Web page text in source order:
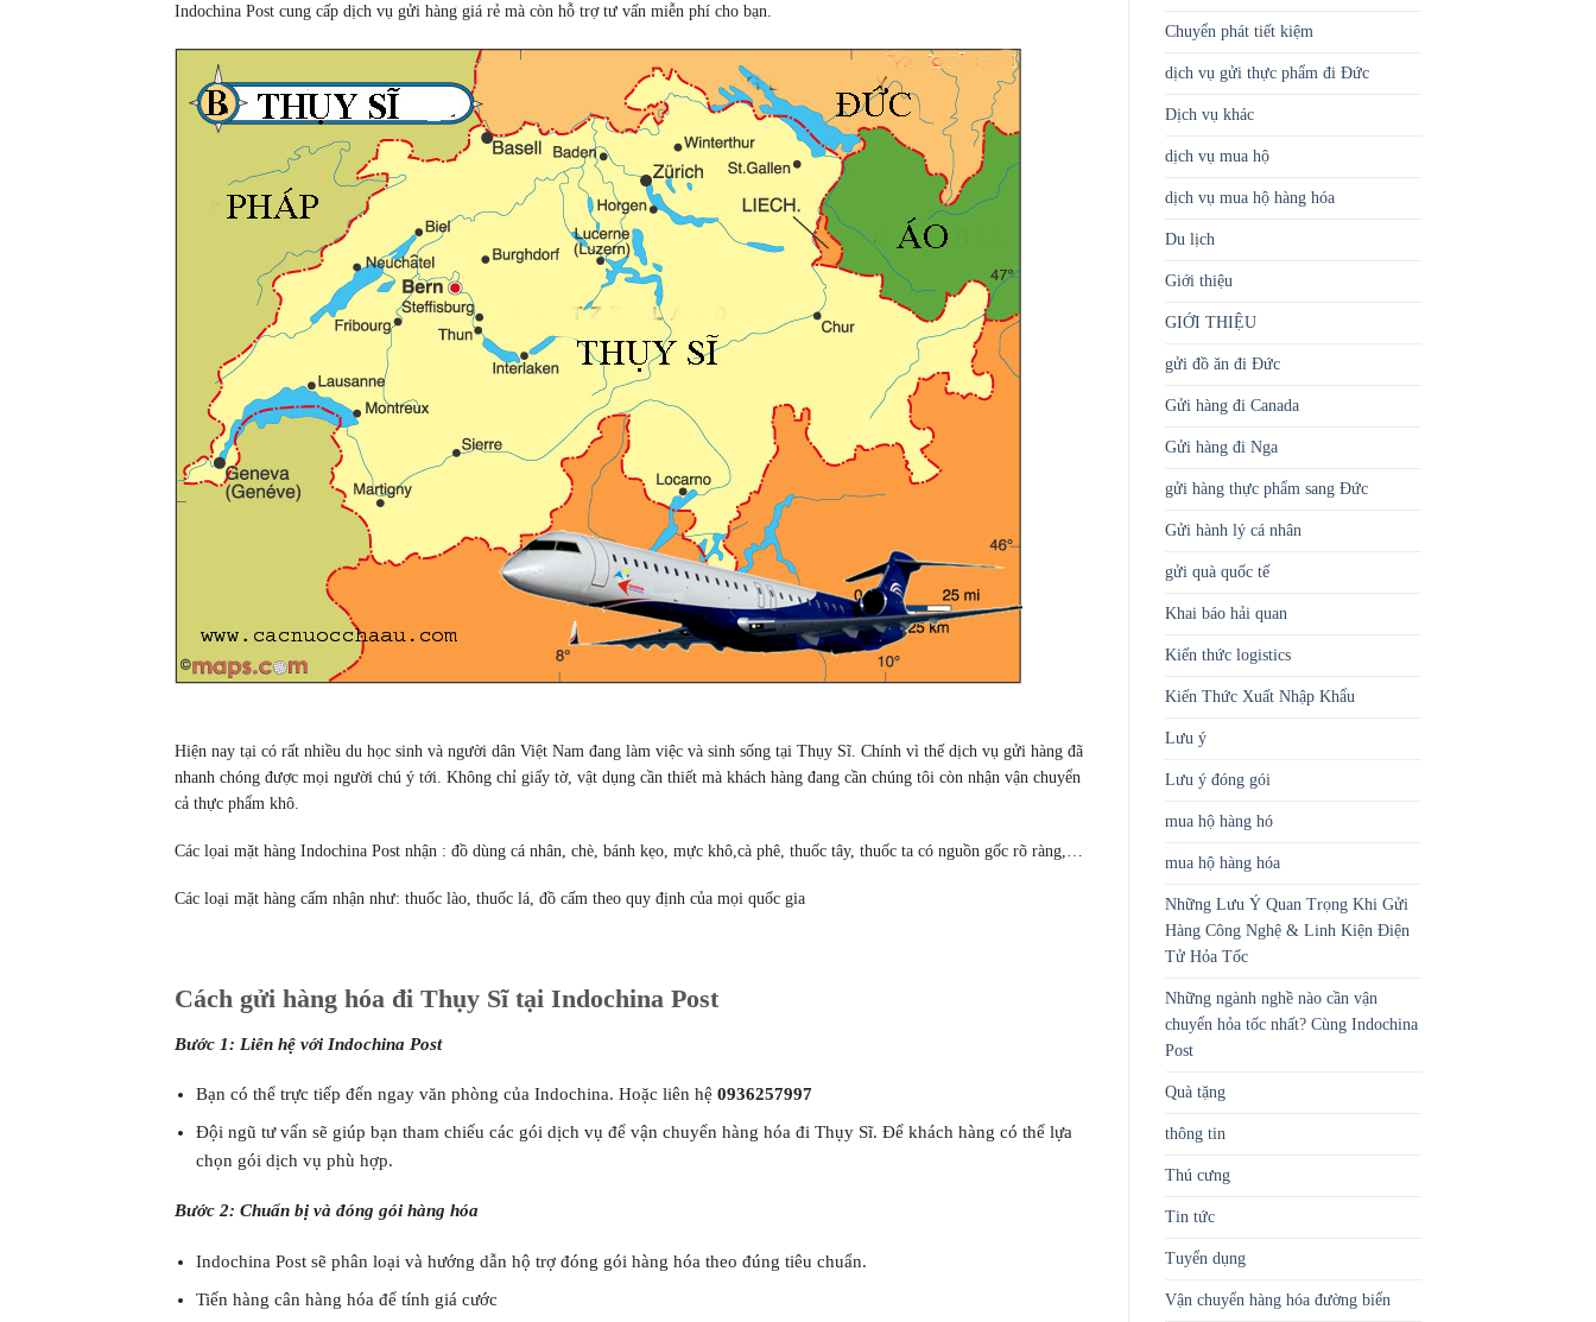
Indochina Post cung cấp dịch vụ gửi hàng giá rẻ mà còn hỗ trợ tư vấn miễn phí cho bạn.
Hiện nay tại có rất nhiều du học sinh và người dân Việt Nam đang làm việc và sinh sống tại Thụy Sĩ. Chính vì thế dịch vụ gửi hàng đã
nhanh chóng được mọi người chú ý tới. Không chỉ giấy tờ, vật dụng cần thiết mà khách hàng đang cần chúng tôi còn nhận vận chuyển
cả thực phẩm khô.
Các lọai mặt hàng Indochina Post nhận : đồ dùng cá nhân, chè, bánh kẹo, mực khô,cà phê, thuốc tây, thuốc ta có nguồn gốc rõ ràng,…
Các loại mặt hàng cấm nhận như: thuốc lào, thuốc lá, đồ cấm theo quy định của mọi quốc gia
Cách gửi hàng hóa đi Thụy Sĩ tại Indochina Post
Bước 1: Liên hệ với Indochina Post
Bạn có thể trực tiếp đến ngay văn phòng của Indochina. Hoặc liên hệ0936257997
Đội ngũ tư vấn sẽ giúp bạn tham chiếu các gói dịch vụ để vận chuyển hàng hóa đi Thụy Sĩ. Để khách hàng có thể lựa
chọn gói dịch vụ phù hợp.
Bước 2: Chuẩn bị và đóng gói hàng hóa
Indochina Post sẽ phân loại và hướng dẫn hộ trợ đóng gói hàng hóa theo đúng tiêu chuẩn.
Tiến hàng cân hàng hóa để tính giá cước
Chuyển phát tiết kiệm
dịch vụ gửi thực phẩm đi Đức
Dịch vụ khác
dịch vụ mua hộ
dịch vụ mua hộ hàng hóa
Du lịch
Giới thiệu
GIỚI THIỆU
gửi đồ ăn đi Đức
Gửi hàng đi Canada
Gửi hàng đi Nga
gửi hàng thực phẩm sang Đức
Gửi hành lý cá nhân
gửi quà quốc tế
Khai báo hải quan
Kiến thức logistics
Kiến Thức Xuất Nhập Khẩu
Lưu ý
Lưu ý đóng gói
mua hộ hàng hó
mua hộ hàng hóa
Những Lưu Ý Quan Trọng Khi Gửi
Hàng Công Nghệ & Linh Kiện Điện
Tử Hỏa Tốc
Những ngành nghề nào cần vận
chuyển hỏa tốc nhất? Cùng Indochina
Post
Quà tặng
thông tin
Thú cưng
Tin tức
Tuyển dụng
Vận chuyển hàng hóa đường biển